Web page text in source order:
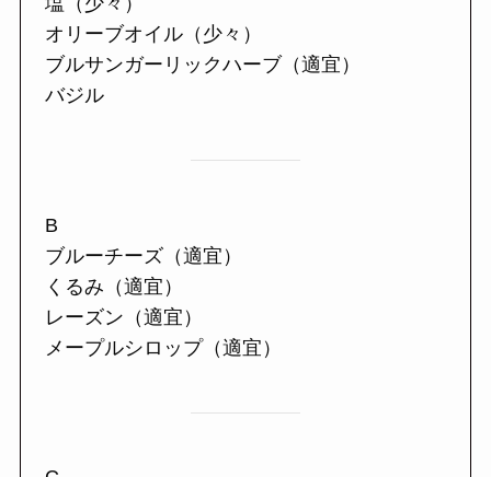
オリーブオイル（少々）
ブルサンガーリックハーブ（適宜）
バジル
B
ブルーチーズ（適宜）
くるみ（適宜）
レーズン（適宜）
メープルシロップ（適宜）